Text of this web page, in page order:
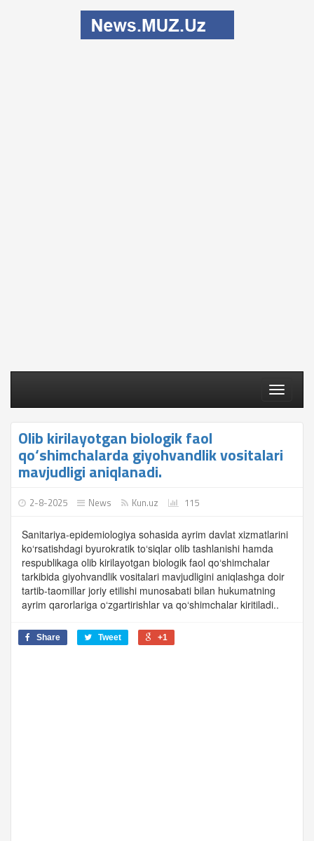
Toggle
Olib kirilayotgan biologik faol
qo‘shimchalarda giyohvandlik vositalari
mavjudligi aniqlanadi.
2-8-2025 News Kun.uz 115
Sanitariya-epidemiologiya sohasida ayrim davlat xizmatlarini
ko‘rsatishdagi byurokratik to‘siqlar olib tashlanishi hamda
respublikaga olib kirilayotgan biologik faol qo‘shimchalar
tarkibida giyohvandlik vositalari mavjudligini aniqlashga doir
tartib-taomillar joriy etilishi munosabati bilan hukumatning
ayrim qarorlariga o‘zgartirishlar va qo‘shimchalar kiritiladi..
Share Tweet +1